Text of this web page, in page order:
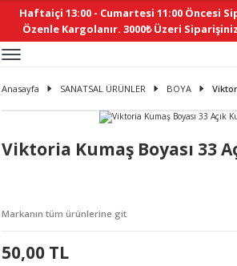
Haftaiçi 13:00 - Cumartesi 11:00 Öncesi
Özenle Kargolanır. 3000₺ Üzeri
Geri Dön
Geri Dön
YASTIKLAR
Geri Dön
Geri Dön
YAPIMI
Geri Dön
Geri Dön
- DAİRESEL
Geri Dön
Geri Dön
Geri Dön
Geri Dön
Geri Dön
Geri Dön
Geri Dön
Geri Dön
Geri Dön
AKSESUAR
Geri Dön
Geri Dön
Geri Dön
Geri Dön
Geri Dön
Geri Dön
Anasayfa SANATSAL ÜRÜNLER BOYA
Viktoria Kumaş Boyası 33
Markanın tüm ürünlerine git
50,00 TL